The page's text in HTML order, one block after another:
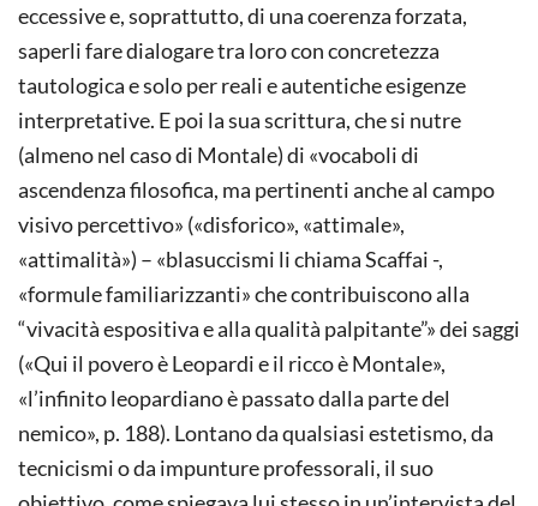
eccessive e, soprattutto, di una coerenza forzata,
saperli fare dialogare tra loro con concretezza
tautologica e solo per reali e autentiche esigenze
interpretative. E poi la sua scrittura, che si nutre
(almeno nel caso di Montale) di «vocaboli di
ascendenza filosofica, ma pertinenti anche al campo
visivo percettivo» («disforico», «attimale»,
«attimalità») – «blasuccismi li chiama Scaffai -,
«formule familiarizzanti» che contribuiscono alla
“vivacità espositiva e alla qualità palpitante”» dei saggi
(«Qui il povero è Leopardi e il ricco è Montale»,
«l’infinito leopardiano è passato dalla parte del
nemico», p. 188). Lontano da qualsiasi estetismo, da
tecnicismi o da impunture professorali, il suo